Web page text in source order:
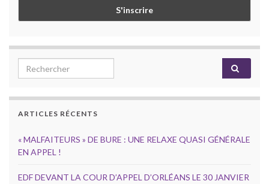
Search for:
ARTICLES RÉCENTS
« MALFAITEURS » DE BURE : UNE RELAXE QUASI GÉNÉRALE
EN APPEL !
EDF DEVANT LA COUR D’APPEL D’ORLÉANS LE 30 JANVIER